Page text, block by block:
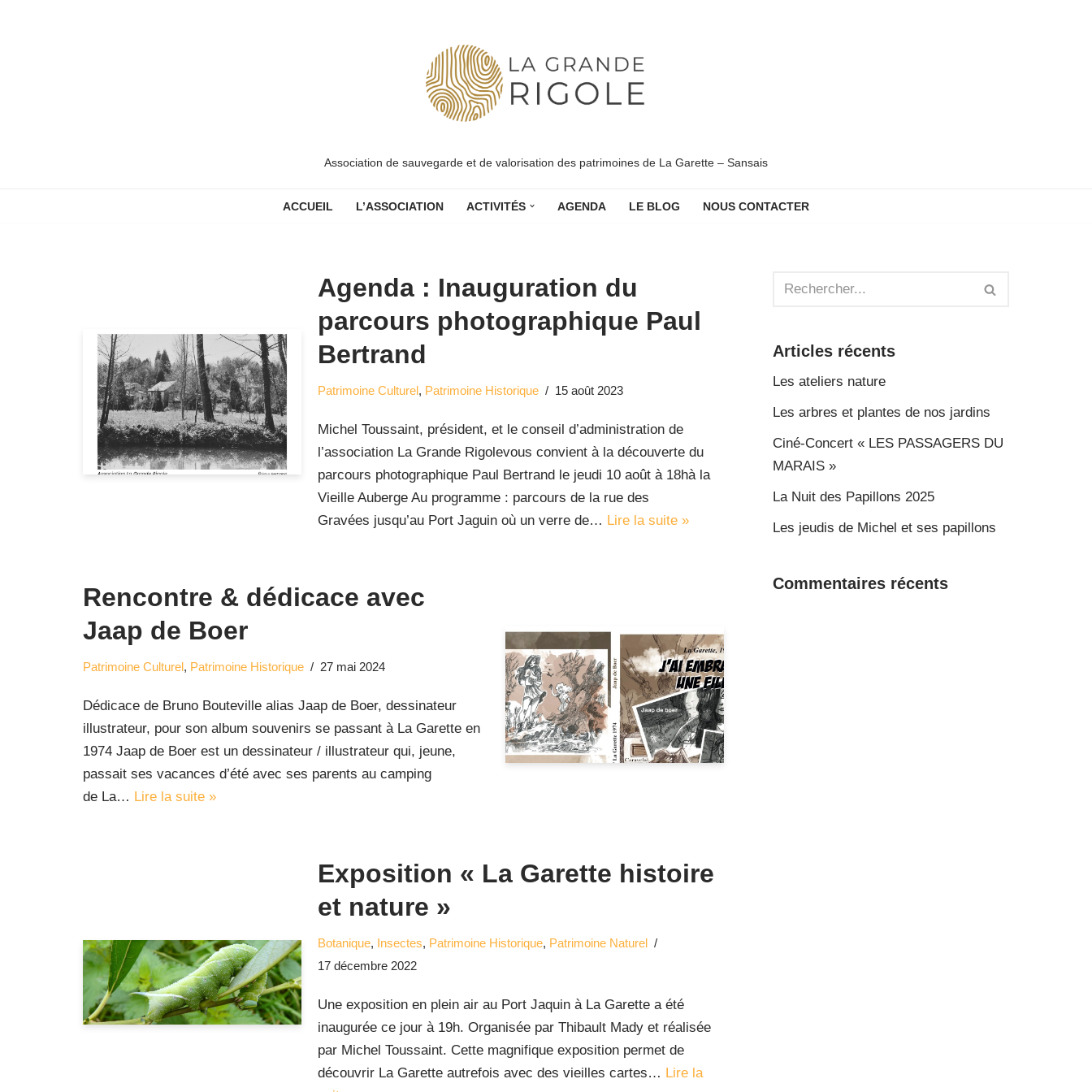
Association de sauvegarde et de valorisation des patrimoines de La Garette – Sansais
ACCUEIL L’ASSOCIATION ACTIVITÉS AGENDA LE BLOG NOUS CONTACTER
Agenda : Inauguration du
parcours photographique Paul
Bertrand
Patrimoine Culturel, Patrimoine Historique 15 août 2023
Michel Toussaint, président, et le conseil d’administration de
l’association La Grande Rigolevous convient à la découverte du
parcours photographique Paul Bertrand le jeudi 10 août à 18hà la
Vieille Auberge Au programme : parcours de la rue des
Gravées jusqu’au Port Jaguin où un verre de… Lire la suite »
Rencontre & dédicace avec
Jaap de Boer
Patrimoine Culturel, Patrimoine Historique 27 mai 2024
Dédicace de Bruno Bouteville alias Jaap de Boer, dessinateur
illustrateur, pour son album souvenirs se passant à La Garette en
1974 Jaap de Boer est un dessinateur / illustrateur qui, jeune,
passait ses vacances d’été avec ses parents au camping
de La… Lire la suite »
Exposition « La Garette histoire
et nature »
Botanique, Insectes, Patrimoine Historique, Patrimoine Naturel
17 décembre 2022
Une exposition en plein air au Port Jaquin à La Garette a été
inaugurée ce jour à 19h. Organisée par Thibault Mady et réalisée
par Michel Toussaint. Cette magnifique exposition permet de
découvrir La Garette autrefois avec des vieilles cartes… Lire la
Articles récents
Les ateliers nature
Les arbres et plantes de nos jardins
Ciné-Concert « LES PASSAGERS DU
MARAIS »
La Nuit des Papillons 2025
Les jeudis de Michel et ses papillons
Commentaires récents